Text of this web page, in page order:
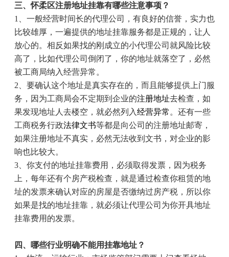
三、怀柔区注册地址挂靠有哪些注意事项？
1
、一般经营时间长的代理公司，有良好的信誉，实力也
比较雄厚，一遍提供的地址挂靠服务都是正规的，让人
放心的。相反如果找的刚成立的小代理公司就风险比较
高了，比如代理公司倒闭了，你的地址就落空了，必然
被工商局纳入经营异常。
2 、要确认这个地址是真实存在的，而且能够提供上门服
务，因为工商局会不定期到企业的注册地址去检查，如
果发现地址人去楼空，就必然列入经营异常 。还有一些
工商税务行政法律文书等都是向公司的注册地址邮寄，
如果注册地址不真实，必然无法收到文书，对企业的影
响也比较大。
3 、你支付的地址挂靠费用，必须取得发票，因为税务
上，每年还有个房产税检查，就是通过检查你租赁的地
址的发票来确认对应的房屋是否缴纳过房产税，所以你
如果是找的地址挂靠，就必须让代理公司为你开具地址
挂靠费用的发票。
四、哪些行业明确不能用挂靠地址？